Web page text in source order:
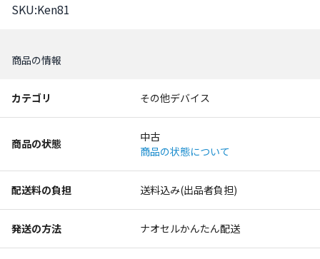
SKU:Ken81
商品の情報
カテゴリ その他デバイス
商品の状態
中古
商品の状態について
配送料の負担 送料込み(出品者負担)
発送の方法 ナオセルかんたん配送